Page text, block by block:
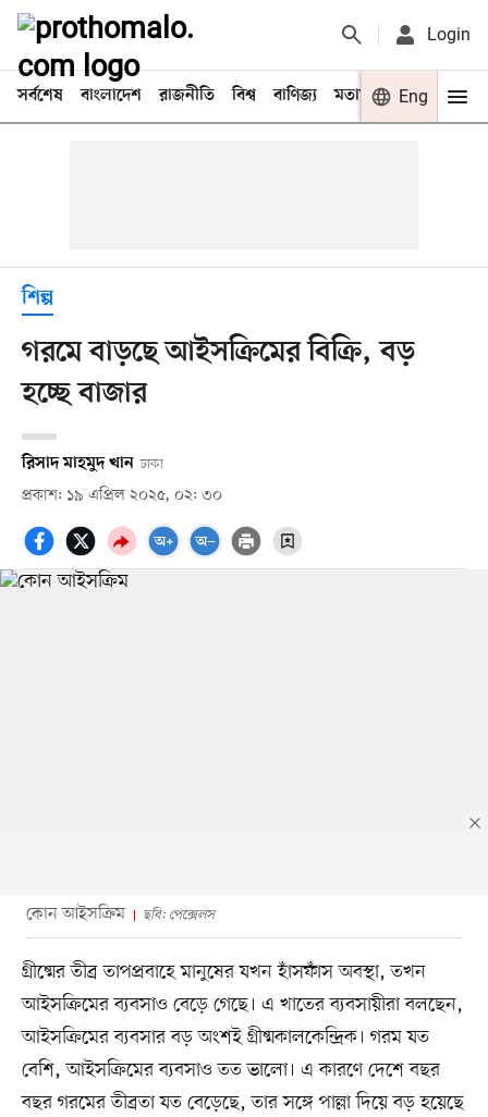
Login
সর্বশেষ বাংলাদেশ রাজনীতি বিশ্ব বাণিজ্য মতামত খেলা
Eng
শিল্প
গরমে বাড়ছে আইসক্রিমের বিক্রি, বড়
হচ্ছে বাজার
রিসাদ মাহমুদ খান ঢাকা
প্রকাশ: ১৯ এপ্রিল ২০২৫, ০২: ৩০
কোন আইসক্রিম ছবি: পেক্সেলস
গ্রীষ্মের তীব্র তাপপ্রবাহে মানুষের যখন হাঁসফাঁস অবস্থা, তখন
আইসক্রিমের ব্যবসাও বেড়ে গেছে। এ খাতের ব্যবসায়ীরা বলছেন,
আইসক্রিমের ব্যবসার বড় অংশই গ্রীষ্মকালকেন্দ্রিক। গরম যত
বেশি, আইসক্রিমের ব্যবসাও তত ভালো। এ কারণে দেশে বছর
বছর গরমের তীব্রতা যত বেড়েছে, তার সঙ্গে পাল্লা দিয়ে বড় হয়েছে